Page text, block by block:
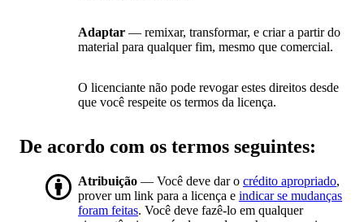
Adaptar — remixar, transformar, e criar a partir do
material para qualquer fim, mesmo que comercial.
O licenciante não pode revogar estes direitos desde
que você respeite os termos da licença.
De acordo com os termos seguintes:
Atribuição — Você deve dar o crédito apropriado,
prover um link para a licença e indicar se mudanças
foram feitas. Você deve fazê-lo em qualquer